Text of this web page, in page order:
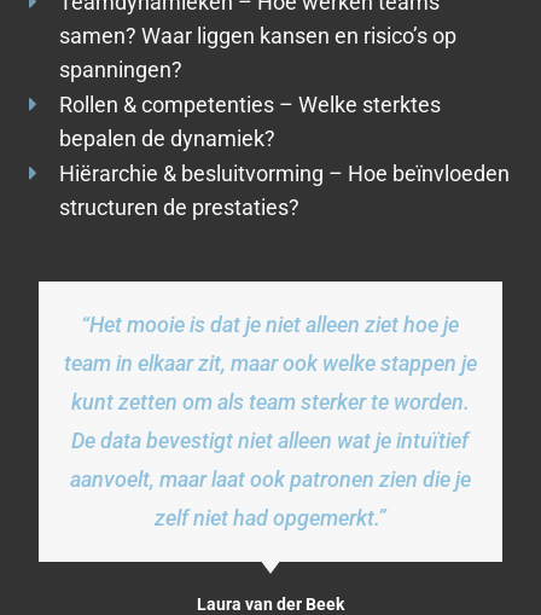
samen? Waar liggen kansen en risico’s op
spanningen?
Rollen & competenties – Welke sterktes
bepalen de dynamiek?
Hiërarchie & besluitvorming – Hoe beïnvloeden
structuren de prestaties?
“Het mooie is dat je niet alleen ziet hoe je
team in elkaar zit, maar ook welke stappen je
kunt zetten om als team sterker te worden.
De data bevestigt niet alleen wat je intuïtief
aanvoelt, maar laat ook patronen zien die je
zelf niet had opgemerkt.”
Laura van der Beek